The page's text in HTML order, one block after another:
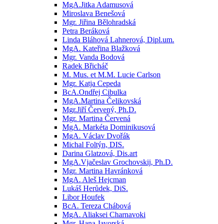
MgA.Jitka Adamusová
Miroslava Benešová
Mgr. Jiřina Bělohradská
Petra Beráková
Linda Bláhová Lahnerová, Dipl.um.
MgA. Kateřina Blažková
Mgr. Vanda Bodová
Radek Břicháč
M. Mus. et M.M. Lucie Carlson
Mgr. Katja Cepeda
BcA.Ondřej Cibulka
MgA.Martina Čelikovská
Mgr.Jiří Červený, Ph.D.
Mgr. Martina Červená
MgA. Markéta Dominikusová
MgA. Václav Dvořák
Michal Foltýn, DIS.
Darina Glatzová, Dis.art
MgA.Vjačeslav Grochovskij, Ph.D.
Mgr. Martina Havránková
MgA. Aleš Hejcman
Lukáš Herůdek, DiS.
Libor Houfek
BcA. Tereza Chábová
MgA. Aliaksei Charnavoki